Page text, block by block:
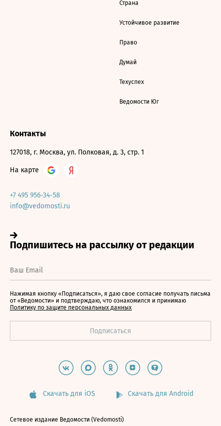
Страна
Устойчивое развитие
Право
Думай
Техуспех
Ведомости Юг
Контакты
127018, г. Москва, ул. Полковая, д. 3, стр. 1
На карте
+7 495 956-34-58
info@vedomosti.ru
Нажимая кнопку «Подписаться», я даю свое согласие получать письма
от «Ведомости» и подтверждаю, что ознакомился и принимаю
Политику по защите персональных данных
Скачать для iOS Скачать для Android
Сетевое издание Ведомости (Vedomosti)